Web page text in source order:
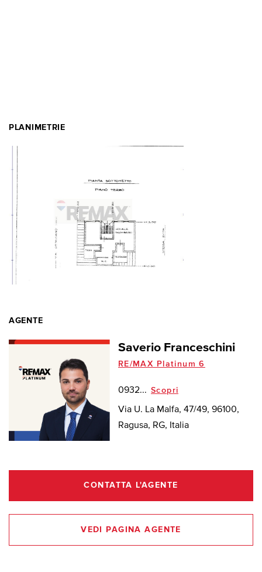
PLANIMETRIE
AGENTE
Saverio Franceschini
RE/MAX Platinum 6
0932... Scopri
Via U. La Malfa, 47/49, 96100,
Ragusa, RG, Italia
CONTATTA L'AGENTE
VEDI PAGINA AGENTE